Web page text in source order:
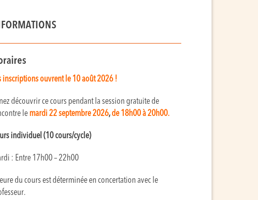
inscriptions ouvrent le 10 août 2026 !
découvrir ce cours pendant la session gratuite de
le mardi 22 septembre 2026,de 18h00 à 20h00.
individuel (10 cours/cycle)
: Entre 17h00 – 22h00
du cours est déterminée en concertation avec le